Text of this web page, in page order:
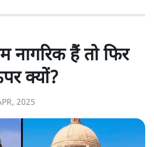
नागरिक हैं तो फिर
क्यों?
2025